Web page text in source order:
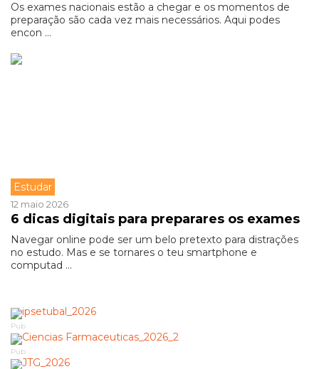
Os exames nacionais estão a chegar e os momentos de
preparação são cada vez mais necessários. Aqui podes
encon ...
Estudar
12 maio 2026
6 dicas digitais para preparares os exames
Navegar online pode ser um belo pretexto para distrações
no estudo. Mas e se tornares o teu smartphone e
computad ...
Pub
Pub